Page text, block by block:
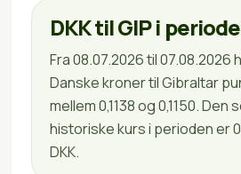
DKK til GIP i
Fra 08.07.2026 til 07.08.2026
Danske kroner til Gibraltar
mellem 0,1138 og 0,1150. Den
historiske kurs i perioden er
DKK.